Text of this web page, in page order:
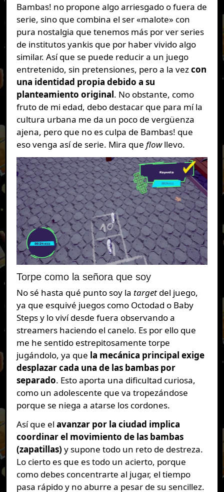
Bambas! no propone algo arriesgado o fuera de
serie, sino que combina el ser «malote» con
pura nostalgia que tenemos más por ver series
de institutos yankis que por haber vivido algo
similar. Así que se puede reducir a un juego
entretenido, sin pretensiones, pero a la vezcon
una identidad propia debido a su
planteamiento original. No obstante, como
fruto de mi edad, debo destacar que para mí la
cultura urbana me da un poco de vergüenza
ajena, pero que no es culpa de Bambas! que
eso venga así de serie. Mira que flowllevo.
Torpe como la señora que soy
No sé hasta qué punto soy la targetdel juego,
ya que esquivé juegos como Octodad o Baby
Steps y lo viví desde fuera observando a
streamers haciendo el canelo. Es por ello que
me he sentido estrepitosamente torpe
jugándolo, ya que la mecánica principal exige
desplazar cada una de las bambas por
separado. Esto aporta una dificultad curiosa,
como un adolescente que va tropezándose
porque se niega a atarse los cordones.
Así que el avanzar por la ciudad implica
coordinar el movimiento de las bambas
(zapatillas) y supone todo un reto de destreza.
Lo cierto es que es todo un acierto, porque
como debes concentrarte al jugar, el tiempo
pasa rápido y no aburre a pesar de su sencillez.